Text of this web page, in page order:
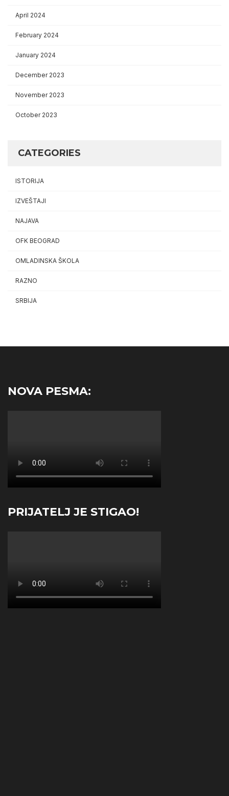
April 2024
February 2024
January 2024
December 2023
November 2023
October 2023
CATEGORIES
ISTORIJA
IZVEŠTAJI
NAJAVA
OFK BEOGRAD
OMLADINSKA ŠKOLA
RAZNO
SRBIJA
NOVA PESMA:
PRIJATELJ JE STIGAO!